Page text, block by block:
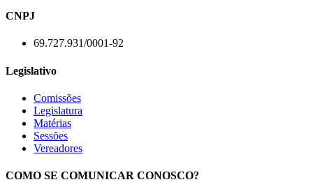
CNPJ
69.727.931/0001-92
Legislativo
Comissões
Legislatura
Matérias
Sessões
Vereadores
COMO SE COMUNICAR CONOSCO?